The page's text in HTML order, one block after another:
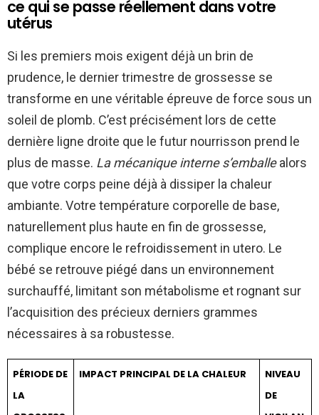
ce qui se passe réellement dans votre
utérus
Si les premiers mois exigent déjà un brin de
prudence, le dernier trimestre de grossesse se
transforme en une véritable épreuve de force sous un
soleil de plomb. C’est précisément lors de cette
dernière ligne droite que le futur nourrisson prend le
plus de masse. La mécanique interne s’emballealors
que votre corps peine déjà à dissiper la chaleur
ambiante. Votre température corporelle de base,
naturellement plus haute en fin de grossesse,
complique encore le refroidissement in utero. Le
bébé se retrouve piégé dans un environnement
surchauffé, limitant son métabolisme et rognant sur
l’acquisition des précieux derniers grammes
nécessaires à sa robustesse.
PÉRIODE DE
LA
IMPACT PRINCIPAL DE LA CHALEUR
NIVEAU
DE